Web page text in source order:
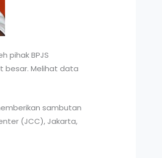
pihak BPJS
besar. Melihat data
sambutan
(JCC), Jakarta,